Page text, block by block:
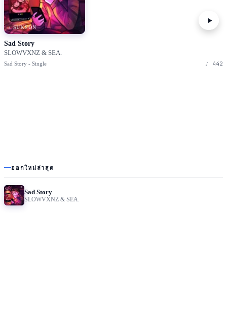
♪ SUKSON
Sad Story
SLOWVXNZ & SEA.
Sad Story - Single ♪ 442
ออกใหม่ล่าสุด
Sad Story
SLOWVXNZ & SEA.